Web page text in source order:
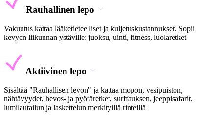
Rauhallinen lepo
Vakuutus kattaa lääketieteelliset ja kuljetuskustannukset. Sopii
kevyen liikunnan ystäville: juoksu, uinti, fitness, luolaretket
Aktiivinen lepo
Sisältää "Rauhallisen levon" ja kattaa mopon, vesipuiston,
nähtävyydet, hevos- ja pyöräretket, surffauksen, jeeppisafarit,
lumilautailun ja laskettelun merkityillä rinteillä